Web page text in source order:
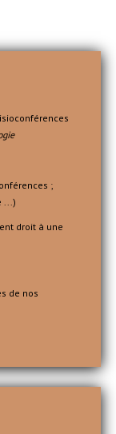
;
...)
droit à une
de nos